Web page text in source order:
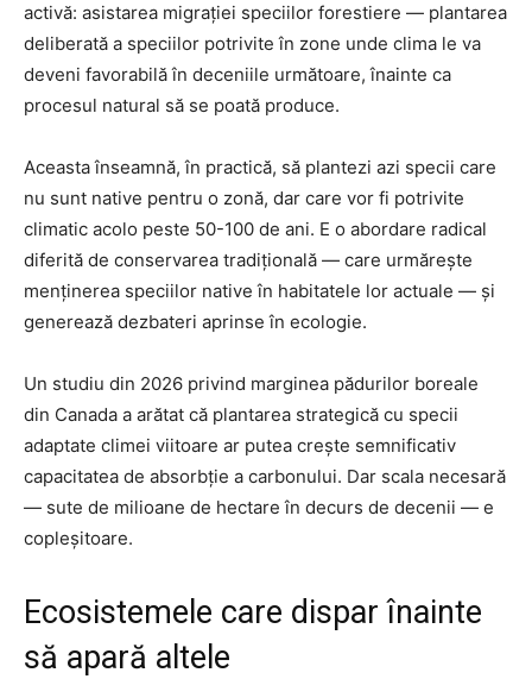
activă: asistarea migrației speciilor forestiere — plantarea
deliberată a speciilor potrivite în zone unde clima le va
deveni favorabilă în deceniile următoare, înainte ca
procesul natural să se poată produce.
Aceasta înseamnă, în practică, să plantezi azi specii care
nu sunt native pentru o zonă, dar care vor fi potrivite
climatic acolo peste 50-100 de ani. E o abordare radical
diferită de conservarea tradițională — care urmărește
menținerea speciilor native în habitatele lor actuale — și
generează dezbateri aprinse în ecologie.
Un studiu din 2026 privind marginea pădurilor boreale
din Canada a arătat că plantarea strategică cu specii
adaptate climei viitoare ar putea crește semnificativ
capacitatea de absorbție a carbonului. Dar scala necesară
— sute de milioane de hectare în decurs de decenii — e
copleșitoare.
Ecosistemele care dispar înainte
să apară altele